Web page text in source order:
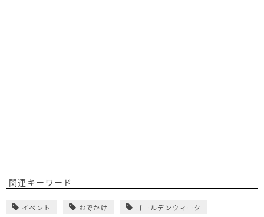
関連キーワード
イベント おでかけ ゴールデンウィーク